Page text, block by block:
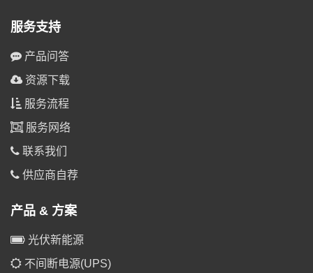
服务支持
产品问答
资源下载
服务流程
服务网络
联系我们
供应商自荐
产品 & 方案
光伏新能源
不间断电源(UPS)